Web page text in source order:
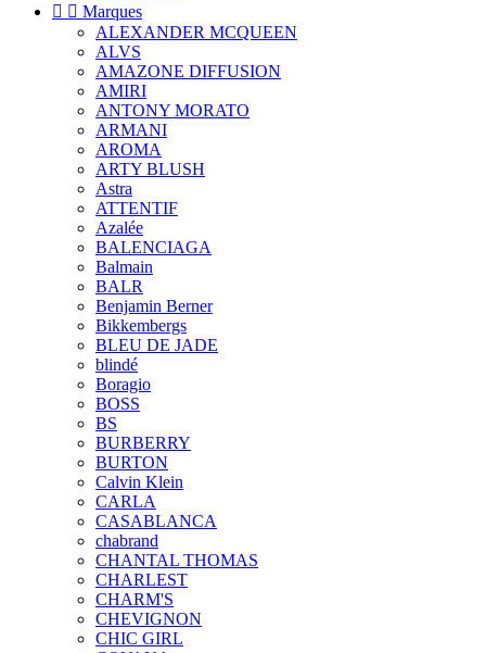
  Marques
ALEXANDER MCQUEEN
ALVS
AMAZONE DIFFUSION
AMIRI
ANTONY MORATO
ARMANI
AROMA
ARTY BLUSH
Astra
ATTENTIF
Azalée
BALENCIAGA
Balmain
BALR
Benjamin Berner
Bikkembergs
BLEU DE JADE
blindé
Boragio
BOSS
BS
BURBERRY
BURTON
Calvin Klein
CARLA
CASABLANCA
chabrand
CHANTAL THOMAS
CHARLEST
CHARM'S
CHEVIGNON
CHIC GIRL